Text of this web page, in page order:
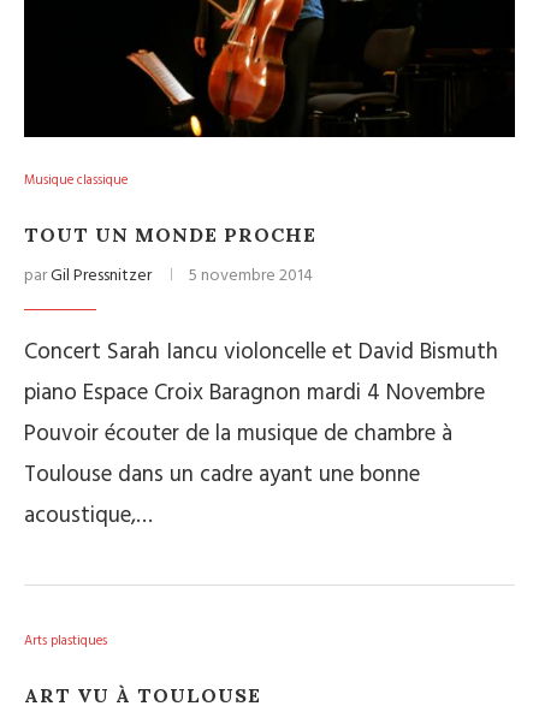
Musique classique
TOUT UN MONDE PROCHE
parGil Pressnitzer 5 novembre 2014
Concert Sarah Iancu violoncelle et David Bismuth
piano Espace Croix Baragnon mardi 4 Novembre
Pouvoir écouter de la musique de chambre à
Toulouse dans un cadre ayant une bonne
acoustique,…
Arts plastiques
ART VU À TOULOUSE